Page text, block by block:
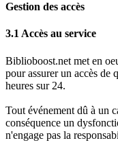
Gestion des accès
3.1 Accès au service
Biblioboost.net met en
pour assurer un accès de
heures sur 24.
Tout événement dû à un
conséquence un
n'engage pas la